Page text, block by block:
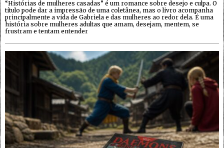
“Histórias de mulheres casadas” é um romance sobre desejo e culpa. O
título pode dar a impressão de uma coletânea, mas o livro acompanha
principalmente a vida de Gabriela e das mulheres ao redor dela. É uma
história sobre mulheres adultas que amam, desejam, mentem, se
frustram e tentam entender